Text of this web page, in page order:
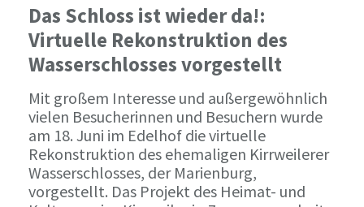
Das Schloss ist wieder da!:
Virtuelle Rekonstruktion des
Wasserschlosses vorgestellt
Mit großem Interesse und außergewöhnlich
vielen Besucherinnen und Besuchern wurde
am 18. Juni im Edelhof die virtuelle
Rekonstruktion des ehemaligen Kirrweilerer
Wasserschlosses, der Marienburg,
vorgestellt. Das Projekt des Heimat- und